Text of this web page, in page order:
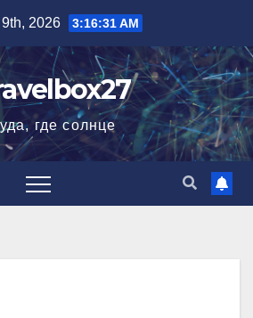
2026 3:16:33 AM
где солнце